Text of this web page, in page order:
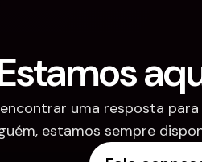
uma resposta
estamos sempre